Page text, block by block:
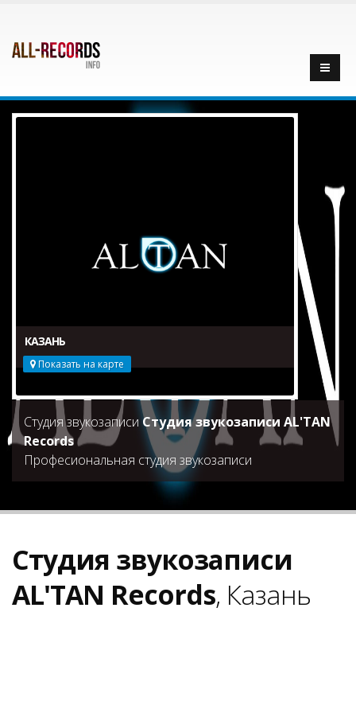
КАЗАНЬ
Показать на карте
Студия звукозаписи Студия звукозаписи AL'TAN
Records
Професиональная студия звукозаписи
Студия звукозаписи
AL'TAN Records, Казань